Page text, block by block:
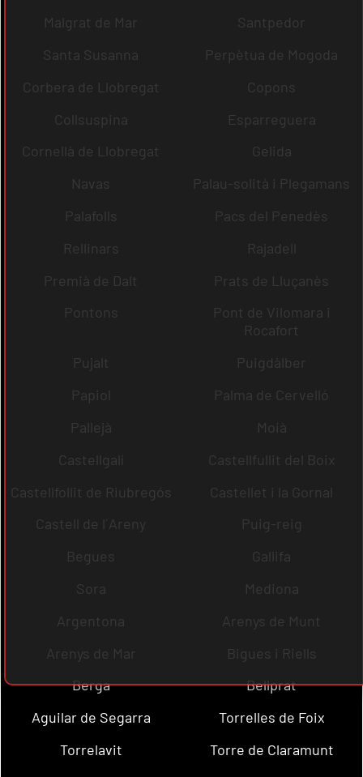
Malgrat de Mar
Santpedor
Santa Susanna
Perpètua de Mogoda
Corbera de Llobregat
Copons
Collsuspina
Esparreguera
Cornellà de Llobregat
Gelida
Navas
Palau-solità i Plegamans
Palafolls
Pacs del Penedès
Rellinars
Rajadell
Premià de Dalt
Prats de Lluçanès
Pontons
Pont de Vilomara i
Rocafort
Pujalt
Puigdàlber
Papiol
Palma de Cervelló
Pallejà
Moià
Castellgalí
Castellfullit del Boix
Castellfollit de Riubregós
Castellet i la Gornal
Castell de l´Areny
Puig-reig
Begues
Gallifa
Sora
Mediona
Argentona
Arenys de Munt
Arenys de Mar
Bigues i Riells
Berga
Bellprat
Aguilar de Segarra
Torrelles de Foix
Torrelavit
Torre de Claramunt